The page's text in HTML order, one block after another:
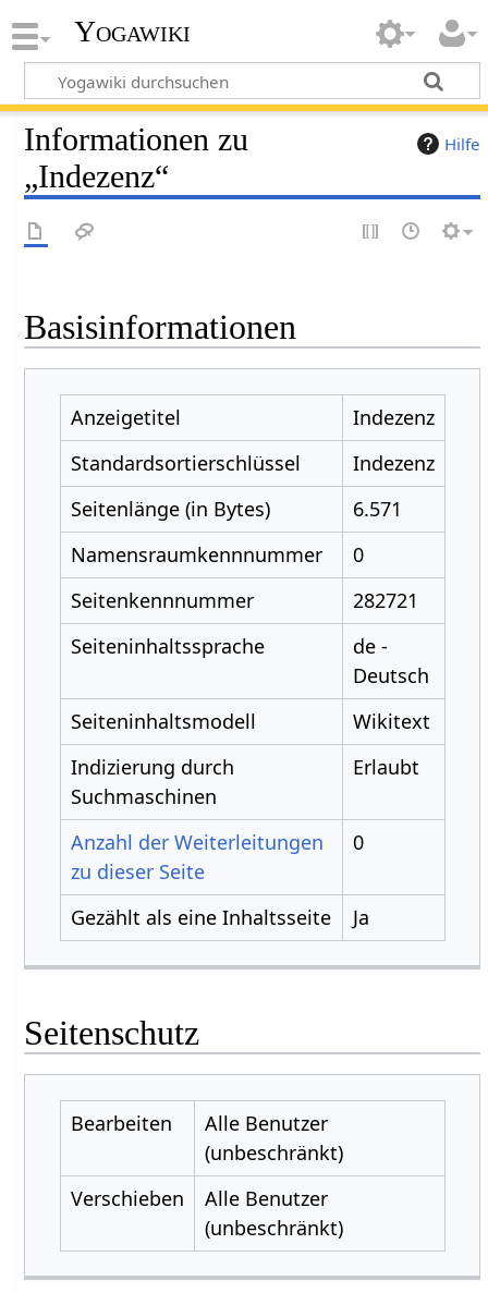
Yogawiki
Hilfe
Informationen zu
„Indezenz“
Basisinformationen
Anzeigetitel
Indezenz
Standardsortierschlüssel
Indezenz
Seitenlänge (in Bytes)
6.571
Namensraumkennnummer
0
Seitenkennnummer
282721
Seiteninhaltssprache
de -
Deutsch
Seiteninhaltsmodell
Wikitext
Indizierung durch
Suchmaschinen
Erlaubt
Anzahl der Weiterleitungen
zu dieser Seite
0
Gezählt als eine Inhaltsseite Ja
Seitenschutz
Bearbeiten
Alle Benutzer
(unbeschränkt)
Verschieben
Alle Benutzer
(unbeschränkt)